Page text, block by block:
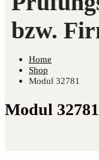
Home
Shop
Modul 32781
Modul 32781